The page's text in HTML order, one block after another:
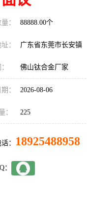
： 88888.00个
： 广东省东莞市长安镇
佛山钛合金厂家
： 2026-08-06
： 225
： 18925488958
：